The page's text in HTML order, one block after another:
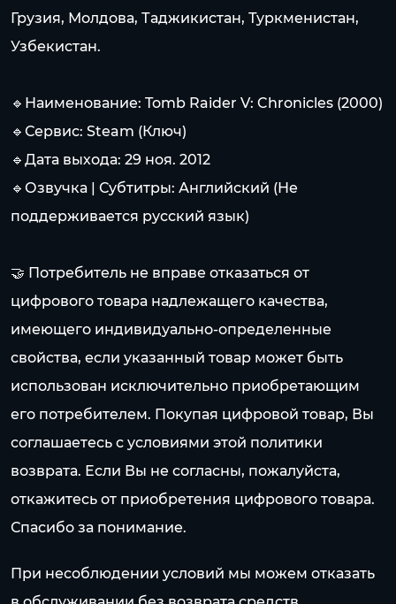
Грузия, Молдова, Таджикистан, Туркменистан,
Узбекистан.
🔹Наименование: Tomb Raider V: Chronicles (2000)
🔹Сервис: Steam (Ключ)
🔹Дата выхода: 29 ноя. 2012
🔹Озвучка | Субтитры: Английский (Не
поддерживается русский язык)
🤝 Потребитель не вправе отказаться от
цифрового товара надлежащего качества,
имеющего индивидуально-определенные
свойства, если указанный товар может быть
использован исключительно приобретающим
его потребителем. Покупая цифровой товар, Вы
соглашаетесь с условиями этой политики
возврата. Если Вы не согласны, пожалуйста,
откажитесь от приобретения цифрового товара.
Спасибо за понимание.
При несоблюдении условий мы можем отказать